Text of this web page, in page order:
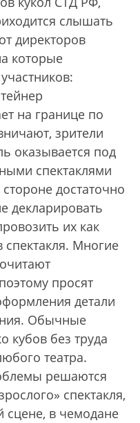
слышать
директоров
которые
на границе по
зрители
оказывается под
спектаклями
достаточно
декларировать
их как
Многие
просят
детали
Обычные
кубов без труда
театра.
решаются
спектакля,
сцене, в чемодане